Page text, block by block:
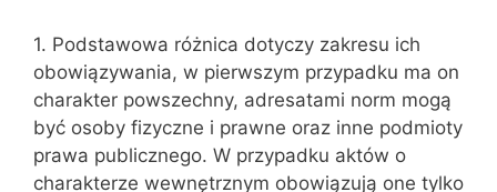
1. Podstawowa różnica dotyczy zakresu ich
obowiązywania, w pierwszym przypadku ma on
charakter powszechny, adresatami norm mogą
być osoby fizyczne i prawne oraz inne podmioty
prawa publicznego. W przypadku ak‌tów o
charakterze wewnętrznym obowiązują one tylko